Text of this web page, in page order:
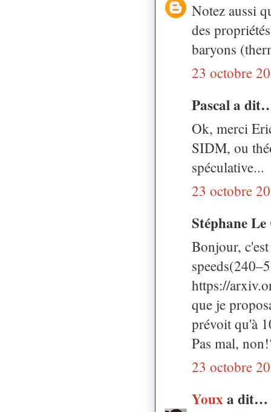
Notez aussi
des
baryons
23 octobre
Pascal a
Ok, merci
SIDM, ou
spéculative...
23 octobre
Stéphane
Bonjour,
https://
que je
prévoit qu'à
Pas mal,
23 octobre
Youx a dit…